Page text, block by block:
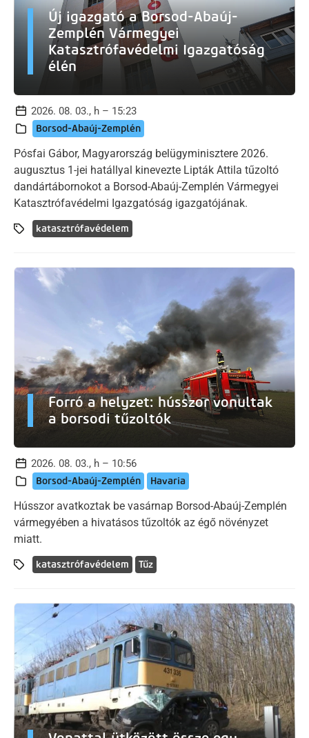
Új igazgató a Borsod-Abaúj-
Zemplén Vármegyei
Katasztrófavédelmi Igazgatóság
élén
2026. 08. 03., h – 15:23
Borsod-Abaúj-Zemplén
Pósfai Gábor, Magyarország belügyminisztere 2026.
augusztus 1-jei hatállyal kinevezte Lipták Attila tűzoltó
dandártábornokot a Borsod-Abaúj-Zemplén Vármegyei
Katasztrófavédelmi Igazgatóság igazgatójának.
katasztrófavédelem
Forró a helyzet: hússzor vonultak
a borsodi tűzoltók
2026. 08. 03., h – 10:56
Borsod-Abaúj-Zemplén Havaria
Hússzor avatkoztak be vasárnap Borsod-Abaúj-Zemplén
vármegyében a hivatásos tűzoltók az égő növényzet
miatt.
katasztrófavédelem Tűz